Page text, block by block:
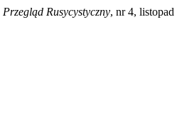
Przegląd Rusycystyczny, nr 4, listopad